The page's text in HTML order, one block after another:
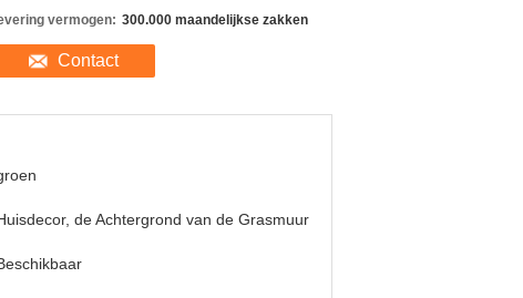
vermogen: 300.000 maandelijkse zakken
Contact
de Achtergrond van de Grasmuur